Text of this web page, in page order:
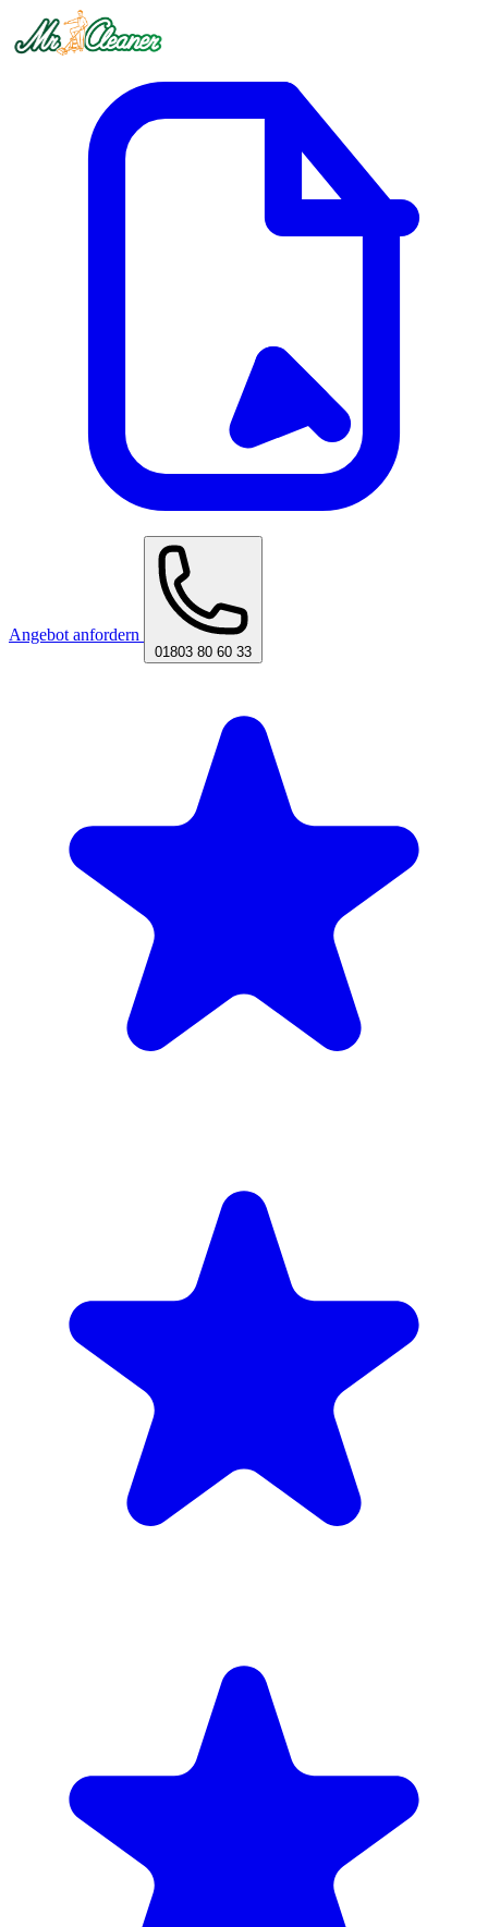
Angebot anfordern
01803 80 60 33